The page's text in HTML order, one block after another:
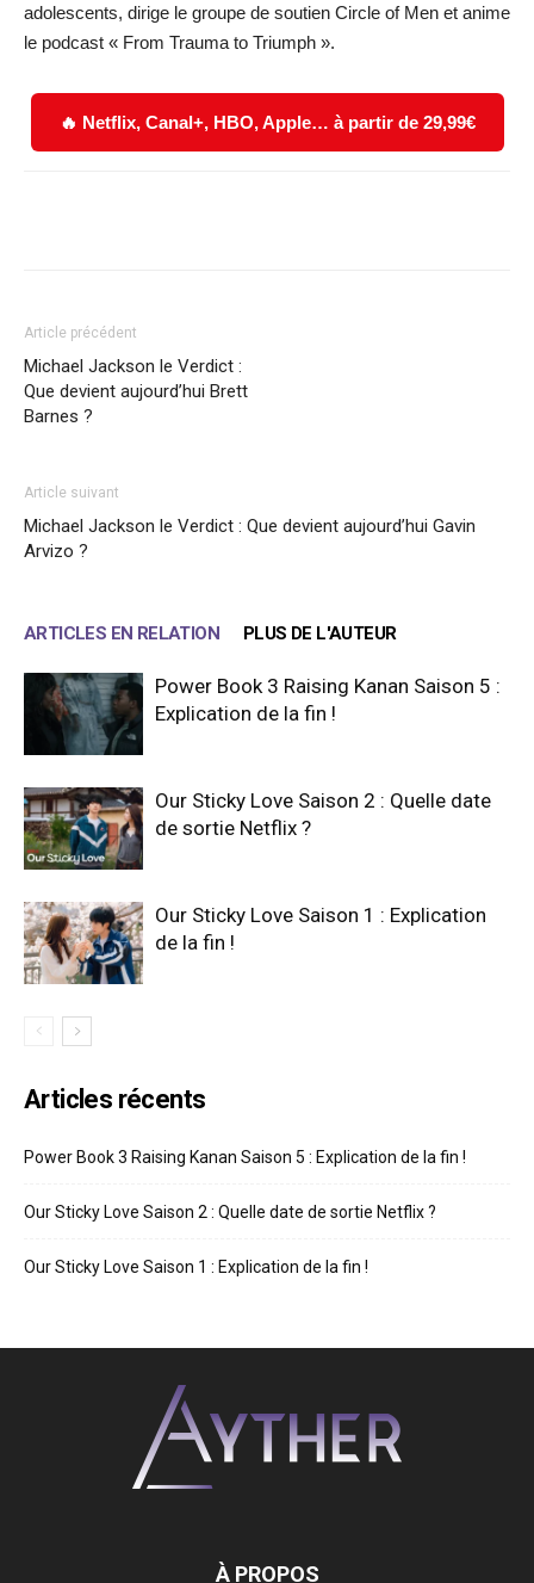
adolescents, dirige le groupe de soutien Circle of Men et anime
le podcast « From Trauma to Triumph ».
🔥 Netflix, Canal+, HBO, Apple… à partir de 29,99€
Article précédent
Michael Jackson le Verdict :
Que devient aujourd’hui Brett
Barnes ?
Article suivant
Michael Jackson le Verdict : Que devient aujourd’hui Gavin
Arvizo ?
ARTICLES EN RELATION PLUS DE L'AUTEUR
Power Book 3 Raising Kanan Saison 5 :
Explication de la fin !
Our Sticky Love Saison 2 : Quelle date
de sortie Netflix ?
Our Sticky Love Saison 1 : Explication
de la fin !
Articles récents
Power Book 3 Raising Kanan Saison 5 : Explication de la fin !
Our Sticky Love Saison 2 : Quelle date de sortie Netflix ?
Our Sticky Love Saison 1 : Explication de la fin !
À PROPOS